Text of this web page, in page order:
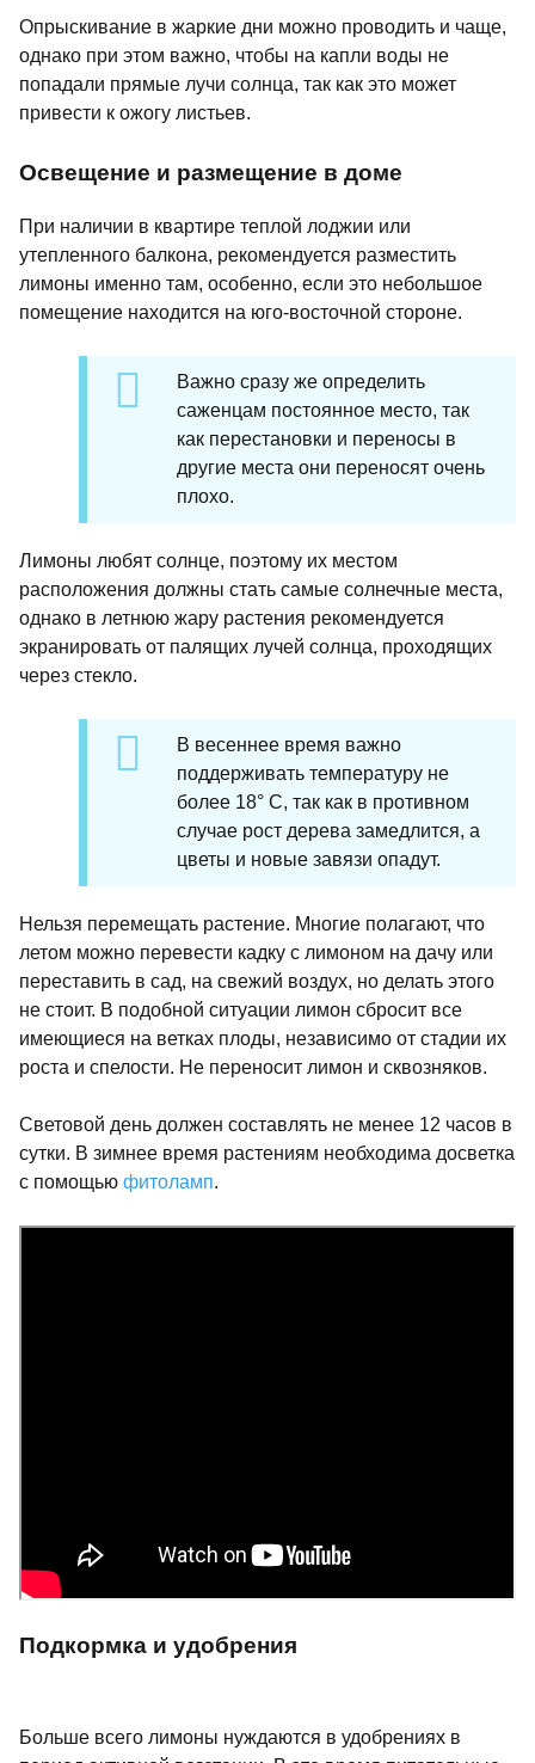
Опрыскивание в жаркие дни можно проводить и чаще,
однако при этом важно, чтобы на капли воды не
попадали прямые лучи солнца, так как это может
привести к ожогу листьев.
Освещение и размещение в доме
При наличии в квартире теплой лоджии или
утепленного балкона, рекомендуется разместить
лимоны именно там, особенно, если это небольшое
помещение находится на юго-восточной стороне.
Важно сразу же определить
саженцам постоянное место, так
как перестановки и переносы в
другие места они переносят очень
плохо.
Лимоны любят солнце, поэтому их местом
расположения должны стать самые солнечные места,
однако в летнюю жару растения рекомендуется
экранировать от палящих лучей солнца, проходящих
через стекло.
В весеннее время важно
поддерживать температуру не
более 18° С, так как в противном
случае рост дерева замедлится, а
цветы и новые завязи опадут.
Нельзя перемещать растение. Многие полагают, что
летом можно перевести кадку с лимоном на дачу или
переставить в сад, на свежий воздух, но делать этого
не стоит. В подобной ситуации лимон сбросит все
имеющиеся на ветках плоды, независимо от стадии их
роста и спелости. Не переносит лимон и сквозняков.
Световой день должен составлять не менее 12 часов в
сутки. В зимнее время растениям необходима досветка
с помощью фитоламп.
Подкормка и удобрения
Больше всего лимоны нуждаются в удобрениях в